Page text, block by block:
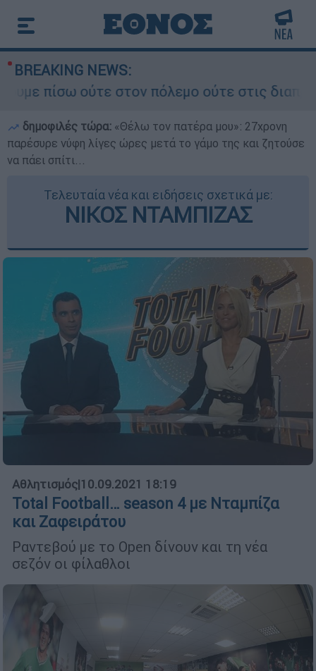
BREAKING NEWS:
στον πόλεμο ούτε στις
δημοφιλές τώρα: «Θέλω τον πατέρα μου»: 27χρονη
παρέσυρε νύφη λίγες ώρες μετά το γάμο της και ζητούσε
να πάει σπίτι...
Τελευταία νέα και ειδήσεις σχετικά με:
ΝΙΚΟΣ ΝΤΑΜΠΙΖΑΣ
Αθλητισμός|10.09.2021 18:19
Total Football… season 4 με Νταμπίζα
και Ζαφειράτου
Ραντεβού με το Open δίνουν και τη νέα
σεζόν οι φίλαθλοι